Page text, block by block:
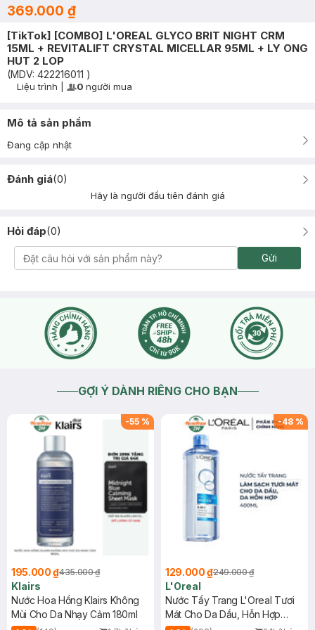
369.000 ₫
[TikTok] [COMBO] L'OREAL GLYCO BRIT NIGHT CRM
15ML + REVITALIFT CRYSTAL MICELLAR 95ML + LY ONG
HUT 2 LOP
(MDV: 422216011 )
Timer Gray Icon
Liệu trình User Product Icon
0 người mua
Mô tả sản phẩm
Đang cập nhật
Đánh giá(0)
Hãy là người đầu tiên đánh giá
Hỏi đáp(0)
Gửi
GỢI Ý DÀNH RIÊNG CHO BẠN
-55 %
195.000 ₫435.000 ₫
Klairs
Nước Hoa Hồng Klairs Không
Mùi Cho Da Nhạy Cảm 180ml
-48 %
129.000 ₫249.000 ₫
L'Oreal
Nước Tẩy Trang L'Oreal Tươi
Mát Cho Da Dầu, Hỗn Hợp